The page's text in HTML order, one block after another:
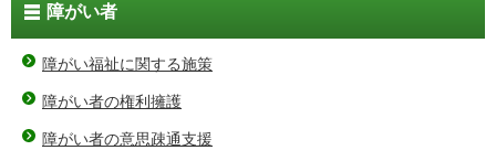
障がい者
障がい福祉に関する施策
障がい者の権利擁護
障がい者の意思疎通支援